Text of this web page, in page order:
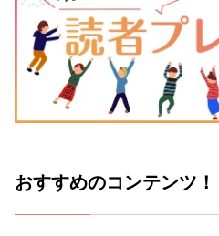
おすすめのコンテンツ！